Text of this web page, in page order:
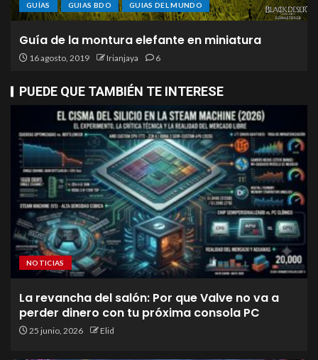
GUÍAS GUIAS BDO GUIAS DEL MUNDO
Guía de la montura elefante en miniatura
16 agosto, 2019 Irianjaya 6
PUEDE QUE TAMBIÉN TE INTERESE
NOTICIAS
La revancha del salón: Por que Valve no va a
perder dinero con tu próxima consola PC
25 junio, 2026 Elid